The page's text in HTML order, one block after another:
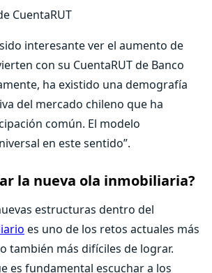
CuentaRUT
interesante ver el aumento de
con su CuentaRUT de Banco
ha existido una demografía
del mercado chileno que ha
común. El modelo
en este sentido”.
la nueva ola inmobiliaria?
estructuras dentro del
es uno de los retos actuales más
también más difíciles de lograr.
es fundamental escuchar a los